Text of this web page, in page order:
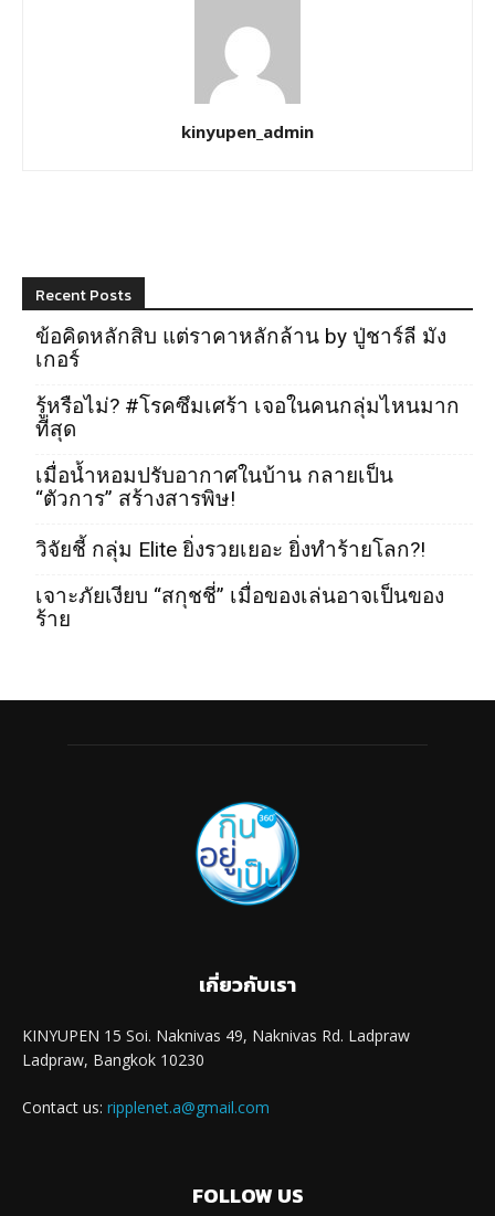
kinyupen_admin
Recent Posts
ข้อคิดหลักสิบ แต่ราคาหลักล้าน by ปู่ชาร์ลี มัง
เกอร์
รู้หรือไม่? #โรคซึมเศร้า เจอในคนกลุ่มไหนมาก
ที่สุด
เมื่อน้ำหอมปรับอากาศในบ้าน กลายเป็น
“ตัวการ” สร้างสารพิษ!
วิจัยชี้ กลุ่ม Elite ยิ่งรวยเยอะ ยิ่งทำร้ายโลก?!
เจาะภัยเงียบ “สกุชชี่” เมื่อของเล่นอาจเป็นของ
ร้าย
เกี่ยวกับเรา
KINYUPEN 15 Soi. Naknivas 49, Naknivas Rd. Ladpraw
Ladpraw, Bangkok 10230
Contact us: ripplenet.a@gmail.com
FOLLOW US